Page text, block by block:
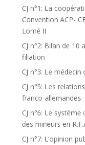
CJ n°1: La
Convention ACP-
Lomé II
CJ n°2: Bilan de 10
filiation
CJ n°3: Le
CJ n°5: Les
franco-allemandes
CJ n°6: Le
des mineurs en
CJ n°7: L’opinion